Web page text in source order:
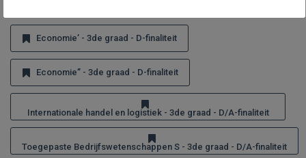
Economie’ - 3de graad - D-finaliteit
Economie’’ - 3de graad - D-finaliteit
Internationale handel en logistiek - 3de graad - D/A-finaliteit
Toegepaste Bedrijfswetenschappen S - 3de graad - D/A-finaliteit